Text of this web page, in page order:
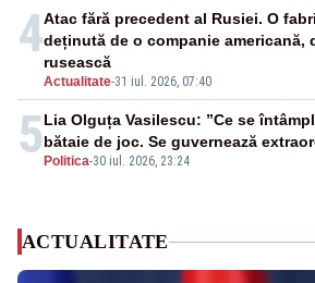
4
Actualitate-31 iul. 2026, 07:40
Atac fără precedent al Rusiei. O
deținută de o companie americană,
rusească
5 Politica-30 iul. 2026, 23:24
Lia Olguța Vasilescu: ”Ce se
bătaie de joc. Se guvernează
ACTUALITATE